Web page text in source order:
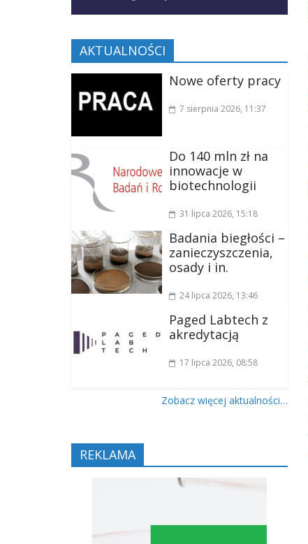
AKTUALNOŚCI
Nowe oferty pracy
7 sierpnia 2026, 11:37
Do 140 mln zł na
innowacje w
biotechnologii
31 lipca 2026, 15:18
Badania biegłości –
zanieczyszczenia,
osady i in.
24 lipca 2026, 13:46
Paged Labtech z
akredytacją
17 lipca 2026, 08:58
Zobacz więcej aktualności…
REKLAMA